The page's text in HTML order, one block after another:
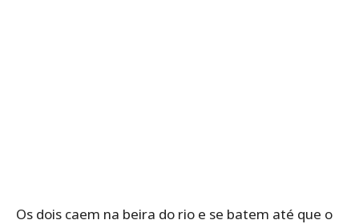
Os dois caem na beira do rio e se batem até que o